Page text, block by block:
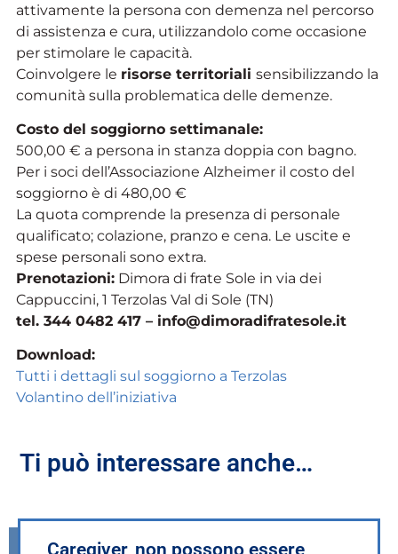
attivamente la persona con demenza nel percorso
di assistenza e cura, utilizzandolo come occasione
per stimolare le capacità.
Coinvolgere le risorse territoriali sensibilizzando la
comunità sulla problematica delle demenze.
Costo del soggiorno settimanale:
500,00 € a persona in stanza doppia con bagno.
Per i soci dell’Associazione Alzheimer il costo del
soggiorno è di 480,00 €
La quota comprende la presenza di personale
qualificato; colazione, pranzo e cena. Le uscite e
spese personali sono extra.
Prenotazioni:Dimora di frate Sole in via dei
Cappuccini, 1 Terzolas Val di Sole (TN)
tel. 344 0482 417 – info@dimoradifratesole.it
Download:
Tutti i dettagli sul soggiorno a Terzolas
Volantino dell’iniziativa
Ti può interessare anche…
Caregiver, non possono essere